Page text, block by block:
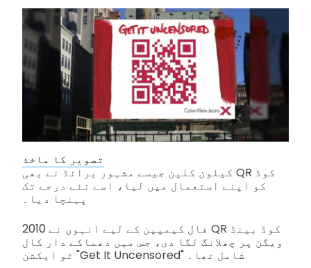
تصویر کا ماخذ
کیلون کلین جیسے مشہور برانڈ نے بھی QR کوڈ
کو اپنے استعمال میں لیا، اسے نئے درجے تک
پہنچا دیا۔
2010 فال کیمپین کے لیے انہوں نے QR کوڈ بینڈ
ویگن پر چھلانگ لگا دی، جس میں دھماکے دار کال
ٹو ایکشن "Get It Uncensored" شامل تھا۔